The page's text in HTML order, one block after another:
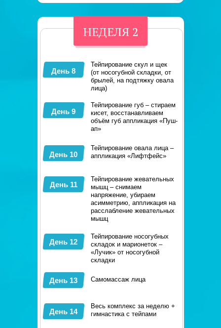
День 10
День 9
День 8
День 11
День 12
День 13
День 14
НЕДЕЛЯ 2
Тейпирование скул и щек
(от носогубной складки, от
брылей, на подтяжку овала
лица)
Тейпирование губ – стираем
кисет, восстанавливаем
объём губ аппликация «Пуш-
ап»
Тейпирование овала лица –
аппликация «Лифтфейс»
Тейпирование жевательных
мышц – снимаем
напряжение, убираем
асимметрию, аппликация на
расслабление жевательных
мышц
Тейпирование носогубных
складок и марионеток –
«Лучик» от носогубной
складки
Самомассаж лица
Весь комплекс за неделю +
гимнастика с тейпами